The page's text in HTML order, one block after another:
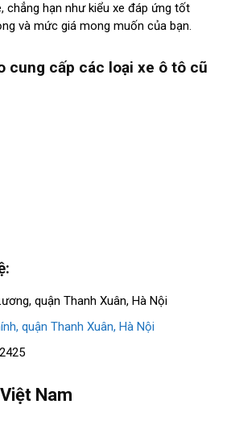
chẳng hạn như kiểu xe đáp ứng tốt
và mức giá mong muốn của bạn.
cung cấp các loại xe ô tô cũ
quận Thanh Xuân, Hà Nội
quận Thanh Xuân, Hà Nội
Nam